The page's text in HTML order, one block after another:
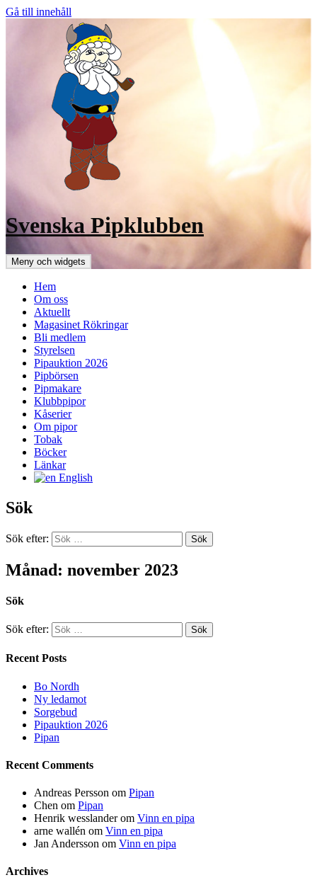
Gå till innehåll
Svenska Pipklubben
Meny och widgets
Hem
Om oss
Aktuellt
Magasinet Rökringar
Bli medlem
Styrelsen
Pipauktion 2026
Pipbörsen
Pipmakare
Klubbpipor
Kåserier
Om pipor
Tobak
Böcker
Länkar
English
Sök
Sök efter:
Månad: november 2023
Sök
Sök efter:
Recent Posts
Bo Nordh
Ny ledamot
Sorgebud
Pipauktion 2026
Pipan
Recent Comments
Andreas Persson om Pipan
Chen om Pipan
Henrik wesslanderom Vinn en pipa
arne wallén om Vinn en pipa
Jan Andersson om Vinn en pipa
Archives